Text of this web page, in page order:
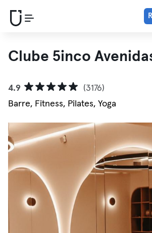
Clube 5inco
4.9
(3176)
Barre, Fitness, Pilates, Yoga